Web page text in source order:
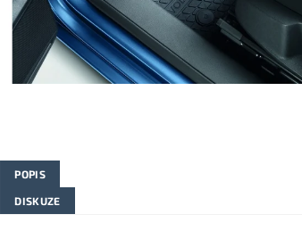
POPIS
DISKUZE